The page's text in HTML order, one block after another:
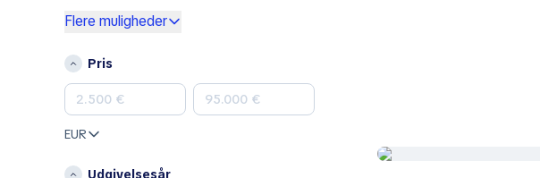
GMC
Honda
Hyundai
Jeep
Land Rover
Flere muligheder
Pris
EUR
Udgivelsesår